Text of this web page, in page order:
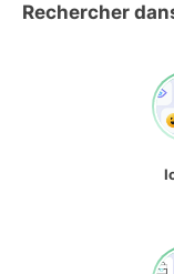
Rechercher